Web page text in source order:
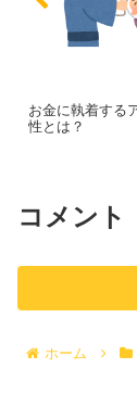
お金に執着する
性とは？
コメント
ホーム